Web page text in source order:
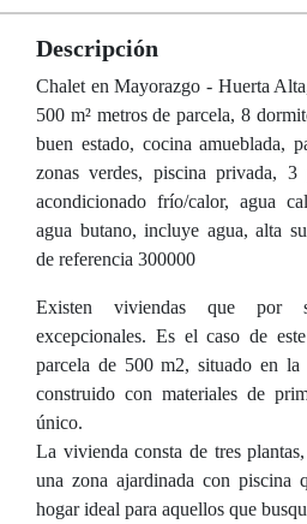
Descripción
Chalet en Mayorazgo - Huerta
500 m² metros de parcela, 8
buen estado, cocina amueblada,
zonas verdes, piscina privada,
acondicionado frío/calor, agua
agua butano, incluye agua, alta
de referencia 300000
Existen viviendas que por
excepcionales. Es el caso de
parcela de 500 m2, situado en
construido con materiales de
único.
La vivienda consta de tres
una zona ajardinada con piscina
hogar ideal para aquellos que